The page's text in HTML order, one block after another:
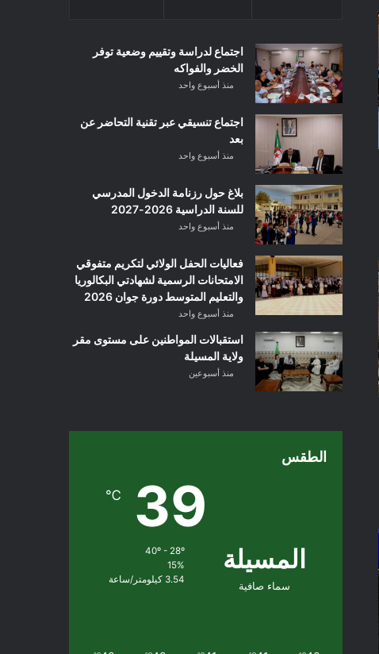
اجتماع لدراسة وتقييم وضعية توفر
الخضر والفواكه
منذ أسبوع واحد
اجتماع تنسيقي عبر تقنية التحاضر عن
بعد
منذ أسبوع واحد
بلاغ حول رزنامة الدخول المدرسي
للسنة الدراسية 2026-2027
منذ أسبوع واحد
فعاليات الحفل الولائي لتكريم متفوقي
الامتحانات الرسمية لشهادتي البكالوريا
والتعليم المتوسط دورة جوان 2026
منذ أسبوع واحد
استقبالات المواطنين على مستوى مقر
ولاية المسيلة
منذ أسبوعين
الطقس
المسيلة
سماء صافية
39
℃
40º - 28º
15%
3.54 كيلومتر/ساعة